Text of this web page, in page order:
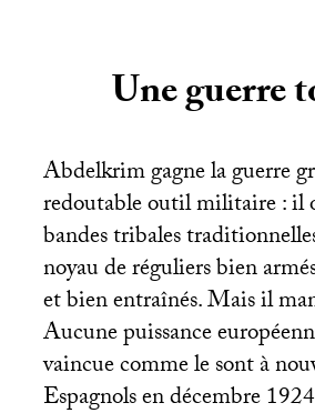
Une guerre
Abdelkrim gagne la guerre
redoutable outil militaire : il
bandes tribales
noyau de réguliers bien
et bien entraînés. Mais il
Aucune puissance
vaincue comme le sont à
Espagnols en décembre